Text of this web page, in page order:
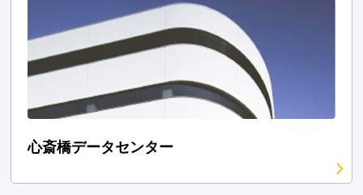
心斎橋データセンター